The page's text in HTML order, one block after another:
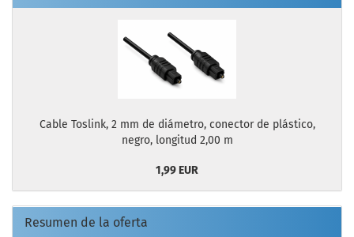
Cable Toslink, 2 mm de diámetro, conector de plástico,
negro, longitud 2,00 m
1,99 EUR
Resumen de la oferta